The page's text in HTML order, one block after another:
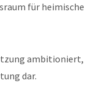
für heimische
ambitioniert,
dar.